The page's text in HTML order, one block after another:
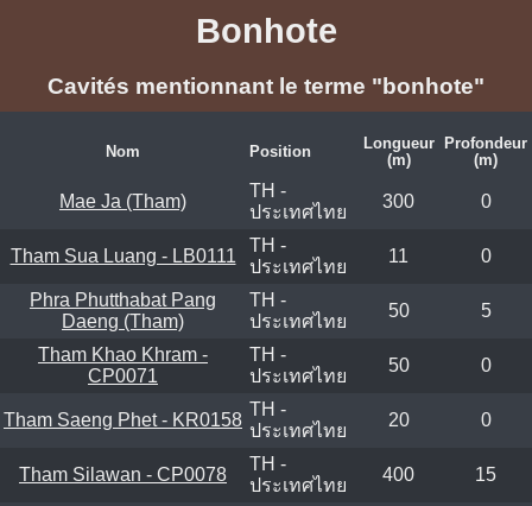
Bonhote
Cavités mentionnant le terme "bonhote"
Nom Position
Longueur
(m)
Profondeur
(m)
Mae Ja (Tham)
TH -
ประเทศไทย
300 0
Tham Sua Luang - LB0111
TH -
ประเทศไทย
11 0
Phra Phutthabat Pang
Daeng (Tham)
TH -
ประเทศไทย
50 5
Tham Khao Khram -
CP0071
TH -
ประเทศไทย
50 0
Tham Saeng Phet - KR0158
TH -
ประเทศไทย
20 0
Tham Silawan - CP0078
TH -
ประเทศไทย
400 15